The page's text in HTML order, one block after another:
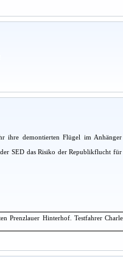
ihre demontierten Flügel im Anhänger
SED das Risiko der Republikflucht für
Prenzlauer Hinterhof. Testfahrer